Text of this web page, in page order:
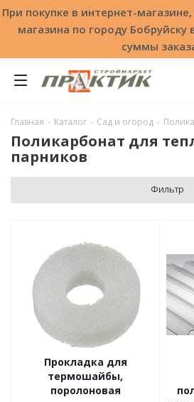
При покупке в интернет-
магазина по городу Бобруйску
суммы
Главная - Каталог - Сад и огород -
Поликарбонат для
парников
Фильтр
Прокладка для
термошайбы,
поролоновая